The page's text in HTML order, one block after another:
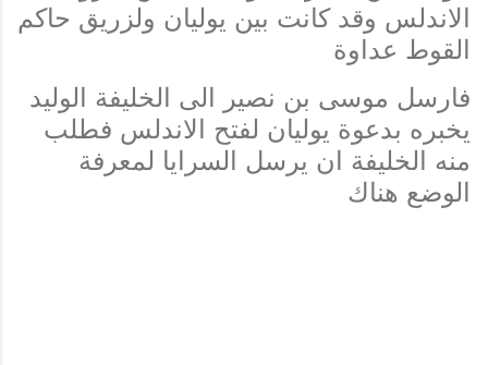
الاندلس وقد كانت بين يوليان ولزريق حاكم
القوط عداوة
فارسل موسى بن نصير الى الخليفة الوليد
يخبره بدعوة يوليان لفتح الاندلس فطلب
منه الخليفة ان يرسل السرايا لمعرفة
الوضع هناك